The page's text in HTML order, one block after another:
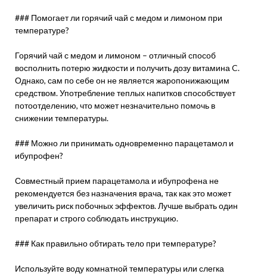
### Помогает ли горячий чай с медом и лимоном при
температуре?
Горячий чай с медом и лимоном – отличный способ
восполнить потерю жидкости и получить дозу витамина C.
Однако, сам по себе он не является жаропонижающим
средством. Употребление теплых напитков способствует
потоотделению, что может незначительно помочь в
снижении температуры.
### Можно ли принимать одновременно парацетамол и
ибупрофен?
Совместный прием парацетамола и ибупрофена не
рекомендуется без назначения врача, так как это может
увеличить риск побочных эффектов. Лучше выбрать один
препарат и строго соблюдать инструкцию.
### Как правильно обтирать тело при температуре?
Используйте воду комнатной температуры или слегка